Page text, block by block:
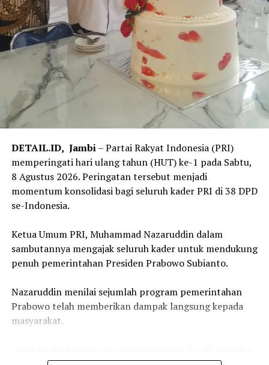
Daerah, serta para Bupati/Wali Kota se-NTT, Menteri
Nusron juga menjelaskan terkait layanan pertanahan
yang berhubungan langsung dengan peran Pemda, yaitu
layanan Peralihan Hak. Menurutnya, salah satu kendala
yang menghambat proses Peralihan Hak atau balik nama
adalah lamanya proses verifikasi Bea Perolehan Hak atas
Tanah dan Bangunan (BPHTB).
Oleh karena itu, Menteri ATR/Kepala BPN mengajak
para kepala daerah untuk memperkuat kerja sama
melalui integrasi data antara Nomor Identifikasi Bidang
(NIB) atau Nomor Induk Bidang Tanah dengan Nomor
Objek Pajak (NOP). Integrasi tersebut diharapkan
mampu menyinkronkan data pertanahan dan
tanah sehingga penetapan BPHTB menjadi lebih akurat.
“Peralihan Hak itu saat jual beli tanah kan perlu balik
nama, saat ini juga lama. Alasannya macam-macam,
salah satunya verifikasi BPHTB-nya lama. Karena itu,
saya butuh NOP sama dengan NIB sinkron dan cepat,
supaya verifikasi BPHTB cepat. Sekarang, kami buat
aturan main, verifikasi BPHTB di Pemda maksimal harus
DETAIL.ID, Jambi– Partai Rakyat Indonesia (PRI)
memperingati hari ulang tahun (HUT) ke-1 pada Sabtu,
8 Agustus 2026. Peringatan tersebut menjadi
momentum konsolidasi bagi seluruh kader PRI di 38 DPD
se-Indonesia.
‎Ketua Umum PRI, Muhammad Nazaruddin dalam
sambutannya mengajak seluruh kader untuk mendukung
penuh pemerintahan Presiden Prabowo Subianto.
‎Nazaruddin menilai sejumlah program pemerintahan
Prabowo telah memberikan dampak langsung kepada
masyarakat.